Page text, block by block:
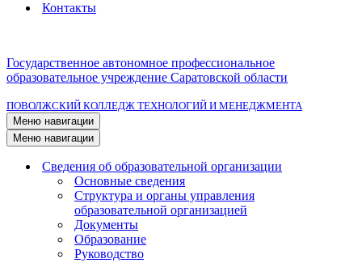
Контакты
Государственное автономное профессиональное
образовательное учреждение Саратовской области
ПОВОЛЖСКИЙ КОЛЛЕДЖ ТЕХНОЛОГИЙ И МЕНЕДЖМЕНТА
Меню навигации
Меню навигации
Сведения об образовательной организации
Основные сведения
Структура и органы управления
образовательной организацией
Документы
Образование
Руководство